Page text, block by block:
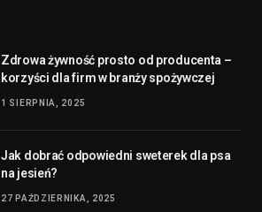
Zdrowa żywność prosto od producenta –
korzyści dla firm w branży spożywczej
1 SIERPNIA, 2025
Jak dobrać odpowiedni sweterek dla psa
na jesień?
27 PAŹDZIERNIKA, 2025